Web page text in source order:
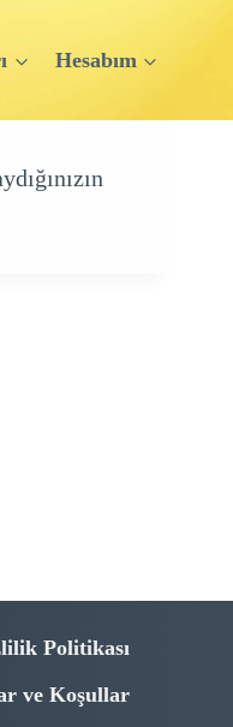
Hesabım
Politikası
ve Koşullar